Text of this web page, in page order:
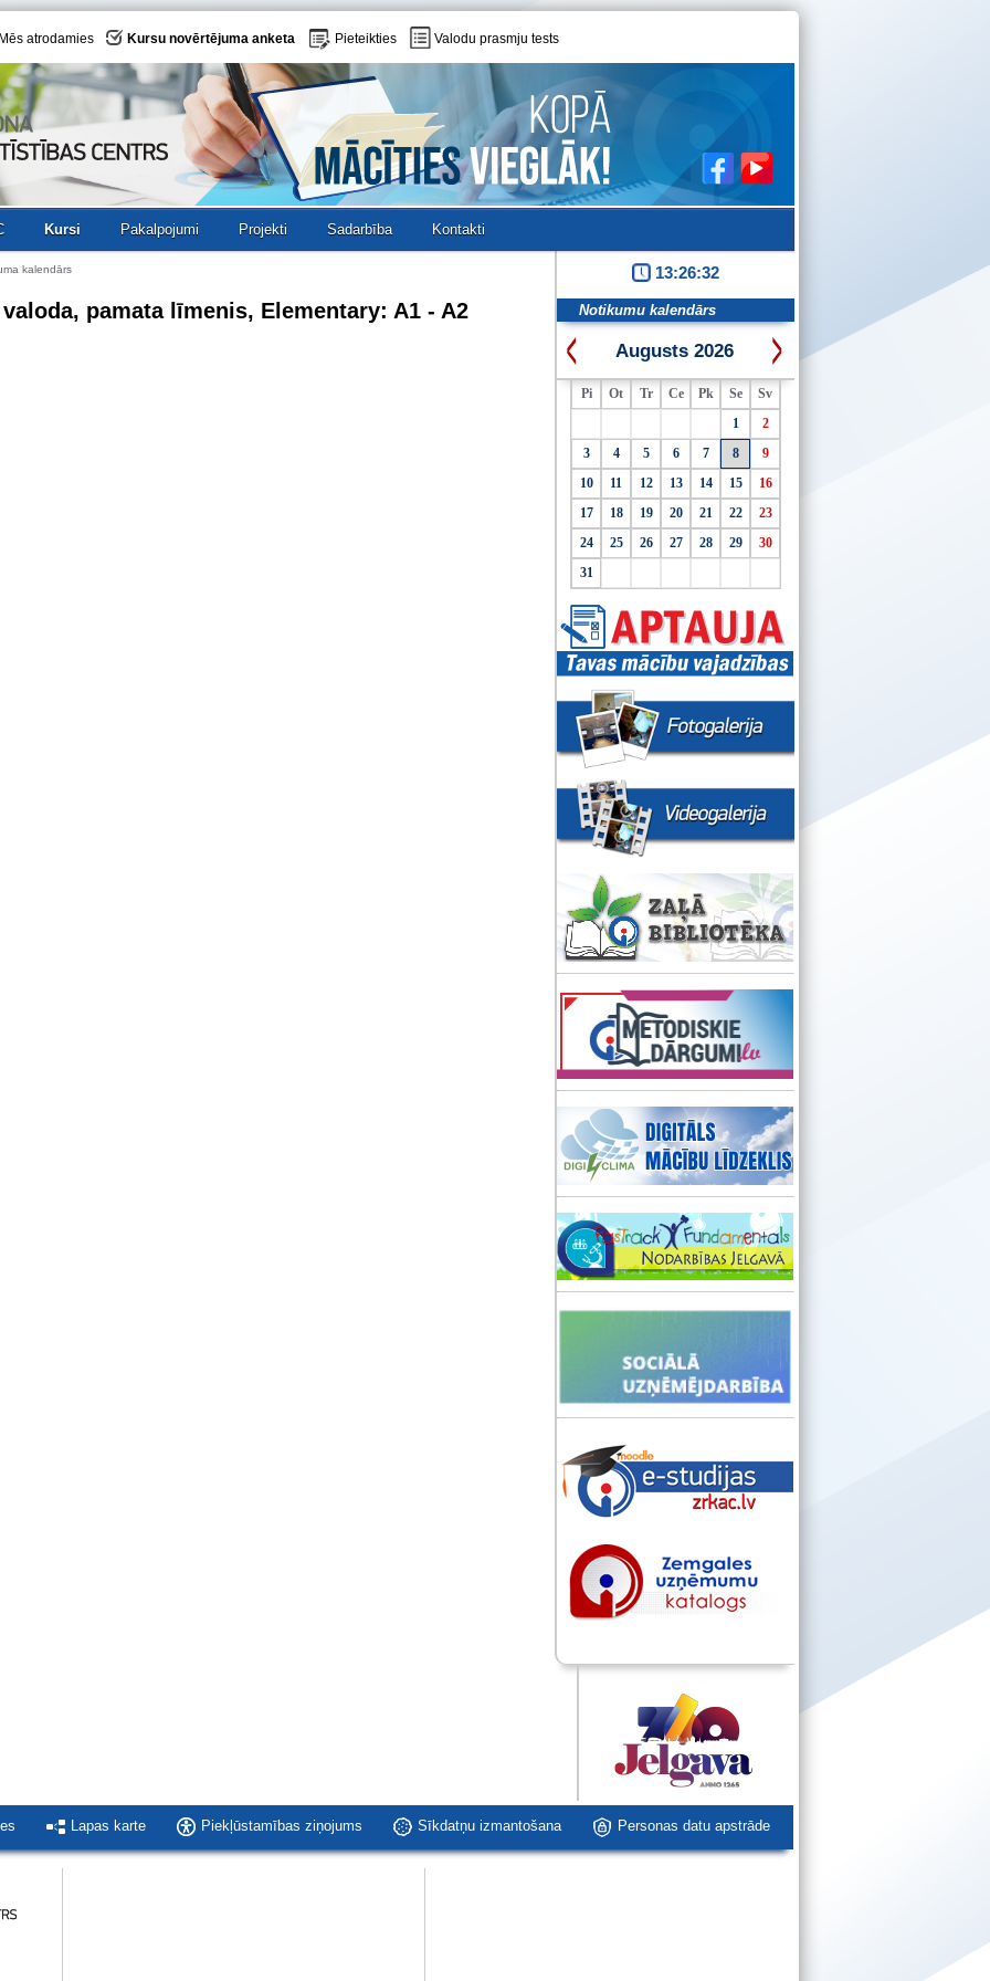
Mēs atrodamies Kursu novērtējuma anketa Pieteikties Valodu prasmju tests
Kursi Pakalpojumi Projekti Sadarbība Kontakti
kalendārs
pamata līmenis, Elementary: A1 - A2
13:26:33
Notikumu kalendārs
Augusts 2026
Pi Ot Tr Ce Pk Se
Sv
1
2
3
4 5 6 7 8
9
10
11 12 13 14 15
16
17
18 19 20 21 22
23
24
25 26 27 28 29
30
31
Lapas karte Piekļūstamības ziņojums Sīkdatņu izmantošana Personas datu apstrāde